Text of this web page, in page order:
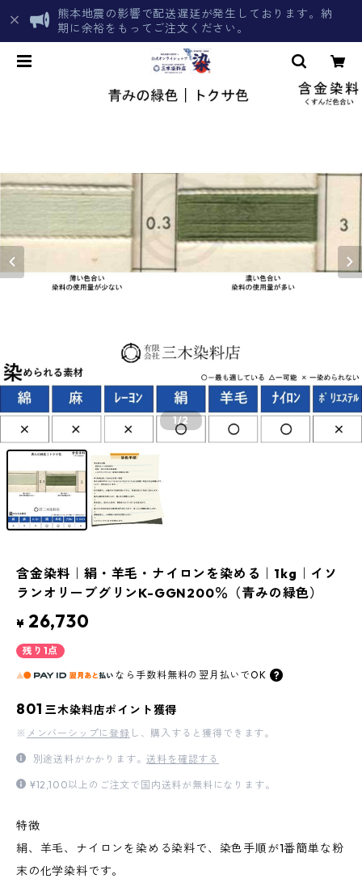
熊本地震の影響で配送遅延が発生しております。納
期に余裕をもってご注文ください。
1/2
含金染料｜絹・羊毛・ナイロンを染める｜1kg｜イソ
ランオリーブグリンK-GGN200％（青みの緑色）
¥ 26,730
残り1点
なら 手数料無料の 翌月払いでOK
801 三木染料店ポイント獲得
※ メンバーシップに登録 し、購入すると獲得できます。
別途送料がかかります。送料を確認する
¥12,100以上のご注文で国内送料が無料になります。
特徴
絹、羊毛、ナイロンを染める染料で、染色手順が1番簡単な粉
末の化学染料です。